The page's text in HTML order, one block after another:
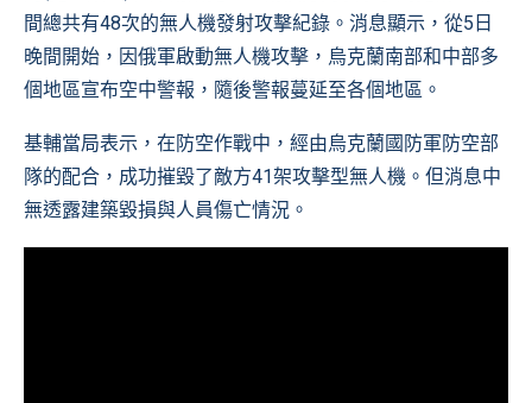
間總共有48次的無人機發射攻擊紀錄。消息顯示，從5日
晚間開始，因俄軍啟動無人機攻擊，烏克蘭南部和中部多
個地區宣布空中警報，隨後警報蔓延至各個地區。
基輔當局表示，在防空作戰中，經由烏克蘭國防軍防空部
隊的配合，成功摧毀了敵方41架攻擊型無人機。但消息中
無透露建築毀損與人員傷亡情況。